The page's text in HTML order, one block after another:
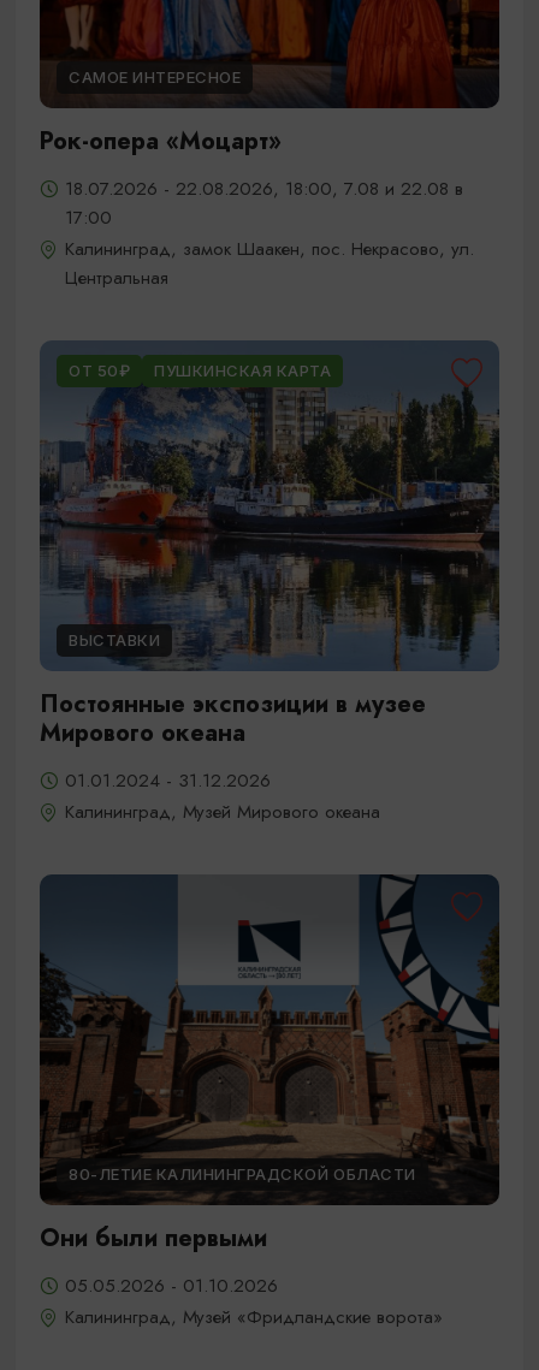
САМОЕ ИНТЕРЕСНОЕ
Рок-опера «Моцарт»
18.07.2026 - 22.08.2026, 18:00, 7.08 и 22.08 в
17:00
Калининград, замок Шаакен, пос. Некрасово, ул.
Центральная
ОТ 50₽ ПУШКИНСКАЯ КАРТА
ВЫСТАВКИ
Постоянные экспозиции в музее
Мирового океана
01.01.2024 - 31.12.2026
Калининград, Музей Мирового океана
80-ЛЕТИЕ КАЛИНИНГРАДСКОЙ ОБЛАСТИ
Они были первыми
05.05.2026 - 01.10.2026
Калининград, Музей «Фридландские ворота»